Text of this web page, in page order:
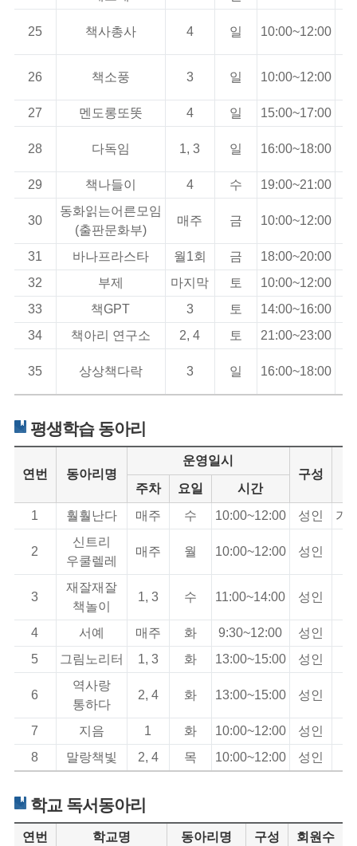
25 책사총사 4 일 10:00~12:00
26 책소풍 3 일 10:00~12:00
27
멘도롱또똣 4 일 15:00~17:00
28 다독임 1, 3 일 16:00~18:00
29
책나들이 4 수 19:00~21:00
30
동화읽는어른모임
(출판문화부)
매주 금 10:00~12:00
31 바나프라스타 월1회 금 18:00~20:00
32
부제 마지막 토 10:00~12:00
33
책GPT 3 토 14:00~16:00
34
책아리 연구소 2, 4 토 21:00~23:00
35 상상책다락 3 일 16:00~18:00
평생학습 동아리
연번 동아리명
운영일시
구성
주차
요일
시간
1
훨훨난다 매주 수 10:00~12:00 성인 가
2
신트리
우쿨렐레
매주 월 10:00~12:00 성인
3
재잘재잘
책놀이
1, 3 수 11:00~14:00 성인
4 서예 매주 화 9:30~12:00 성인
5
그림노리터 1, 3 화 13:00~15:00 성인
6
역사랑
통하다
2, 4 화 13:00~15:00 성인
7 지음 1 화 10:00~12:00 성인
8
말랑책빛 2, 4 목 10:00~12:00 성인
학교 독서동아리
연번 학교명 동아리명 구성
회원수